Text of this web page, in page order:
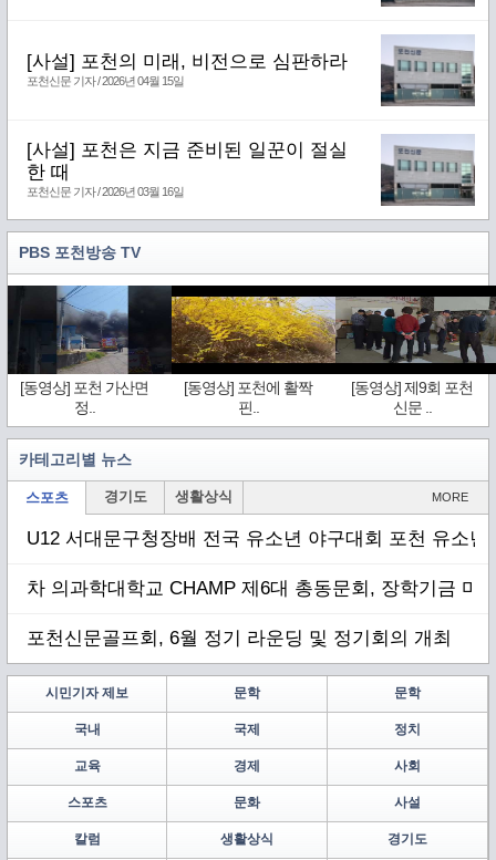
[사설] 포천의 미래, 비전으로 심판하라
포천신문 기자 / 2026년 04월 15일
[사설] 포천은 지금 준비된 일꾼이 절실
한 때
포천신문 기자 / 2026년 03월 16일
PBS 포천방송 TV
[동영상] 포천 가산면
정..
[동영상] 포천에 활짝
핀..
[동영상] 제9회 포천
신문 ..
카테고리별 뉴스
스포츠 경기도 생활상식 MORE
U12 서대문구청장배 전국 유소년 야구대회 포천 유소
차 의과학대학교 CHAMP 제6대 총동문회, 장학기금 마
포천신문골프회, 6월 정기 라운딩 및 정기회의 개최
시민기자 제보 문학 문학
국내 국제 정치
교육 경제 사회
스포츠 문화 사설
칼럼 생활상식 경기도